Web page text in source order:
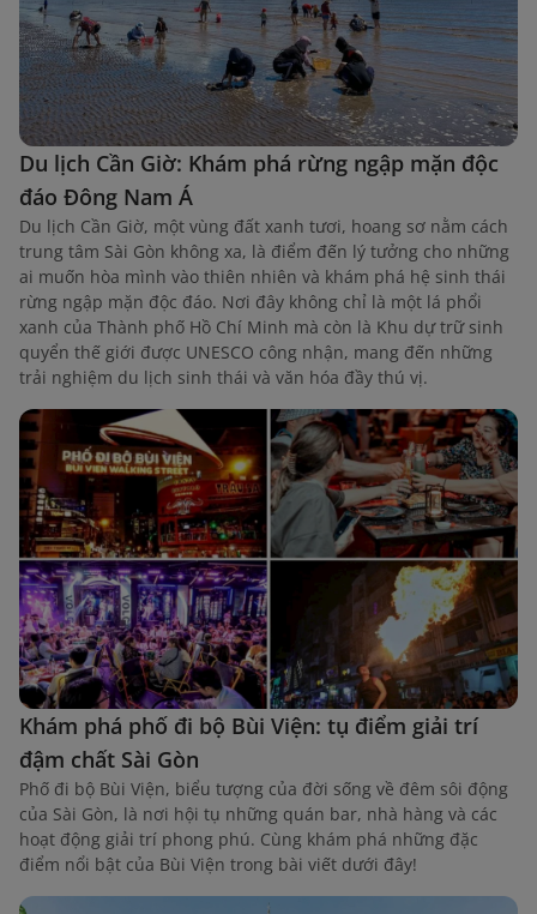
Du lịch Cần Giờ: Khám phá rừng ngập mặn độc
đáo Đông Nam Á
Du lịch Cần Giờ, một vùng đất xanh tươi, hoang sơ nằm cách
trung tâm Sài Gòn không xa, là điểm đến lý tưởng cho những
ai muốn hòa mình vào thiên nhiên và khám phá hệ sinh thái
rừng ngập mặn độc đáo. Nơi đây không chỉ là một lá phổi
xanh của Thành phố Hồ Chí Minh mà còn là Khu dự trữ sinh
quyển thế giới được UNESCO công nhận, mang đến những
trải nghiệm du lịch sinh thái và văn hóa đầy thú vị.
Khám phá phố đi bộ Bùi Viện: tụ điểm giải trí
đậm chất Sài Gòn
Phố đi bộ Bùi Viện, biểu tượng của đời sống về đêm sôi động
của Sài Gòn, là nơi hội tụ những quán bar, nhà hàng và các
hoạt động giải trí phong phú. Cùng khám phá những đặc
điểm nổi bật của Bùi Viện trong bài viết dưới đây!